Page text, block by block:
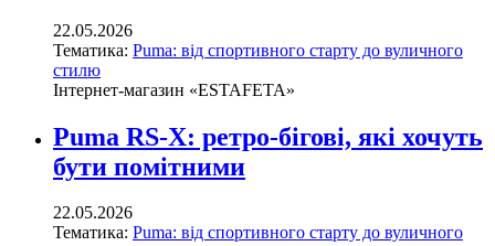
22.05.2026
Тематика: Puma: від спортивного старту до вуличного
стилю
Інтернет-магазин «ESTAFETA»
Puma RS-X: ретро-бігові, які хочуть
бути помітними
22.05.2026
Тематика: Puma: від спортивного старту до вуличного